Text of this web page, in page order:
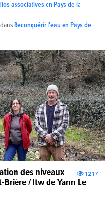
associatives en Pays de la
dansReconquérir l'eau en Pays de
1217
des niveaux
/ Itw de Yann Le